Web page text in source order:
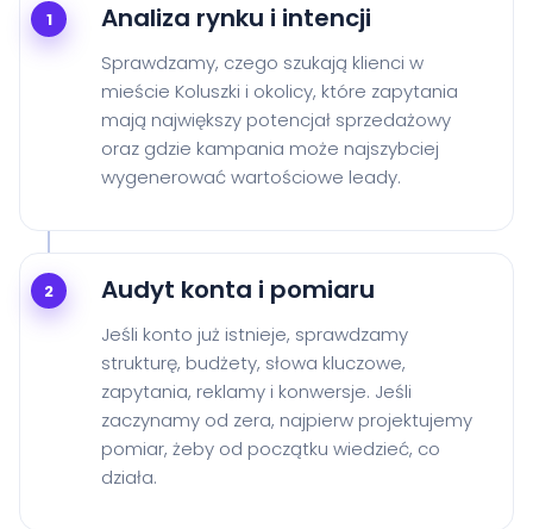
1 Analiza rynku i intencji
Sprawdzamy, czego szukają klienci w
mieście Koluszki i okolicy, które zapytania
mają największy potencjał sprzedażowy
oraz gdzie kampania może najszybciej
wygenerować wartościowe leady.
2 Audyt konta i pomiaru
Jeśli konto już istnieje, sprawdzamy
strukturę, budżety, słowa kluczowe,
zapytania, reklamy i konwersje. Jeśli
zaczynamy od zera, najpierw projektujemy
pomiar, żeby od początku wiedzieć, co
działa.